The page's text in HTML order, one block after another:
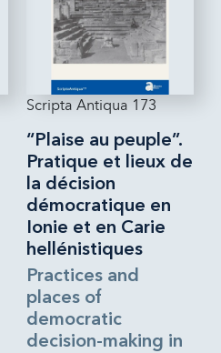
Scripta Antiqua 173
“Plaise au peuple”.
Pratique et lieux de
la décision
démocratique en
Ionie et en Carie
hellénistiques
Practices and
places of
democratic
decision-making in